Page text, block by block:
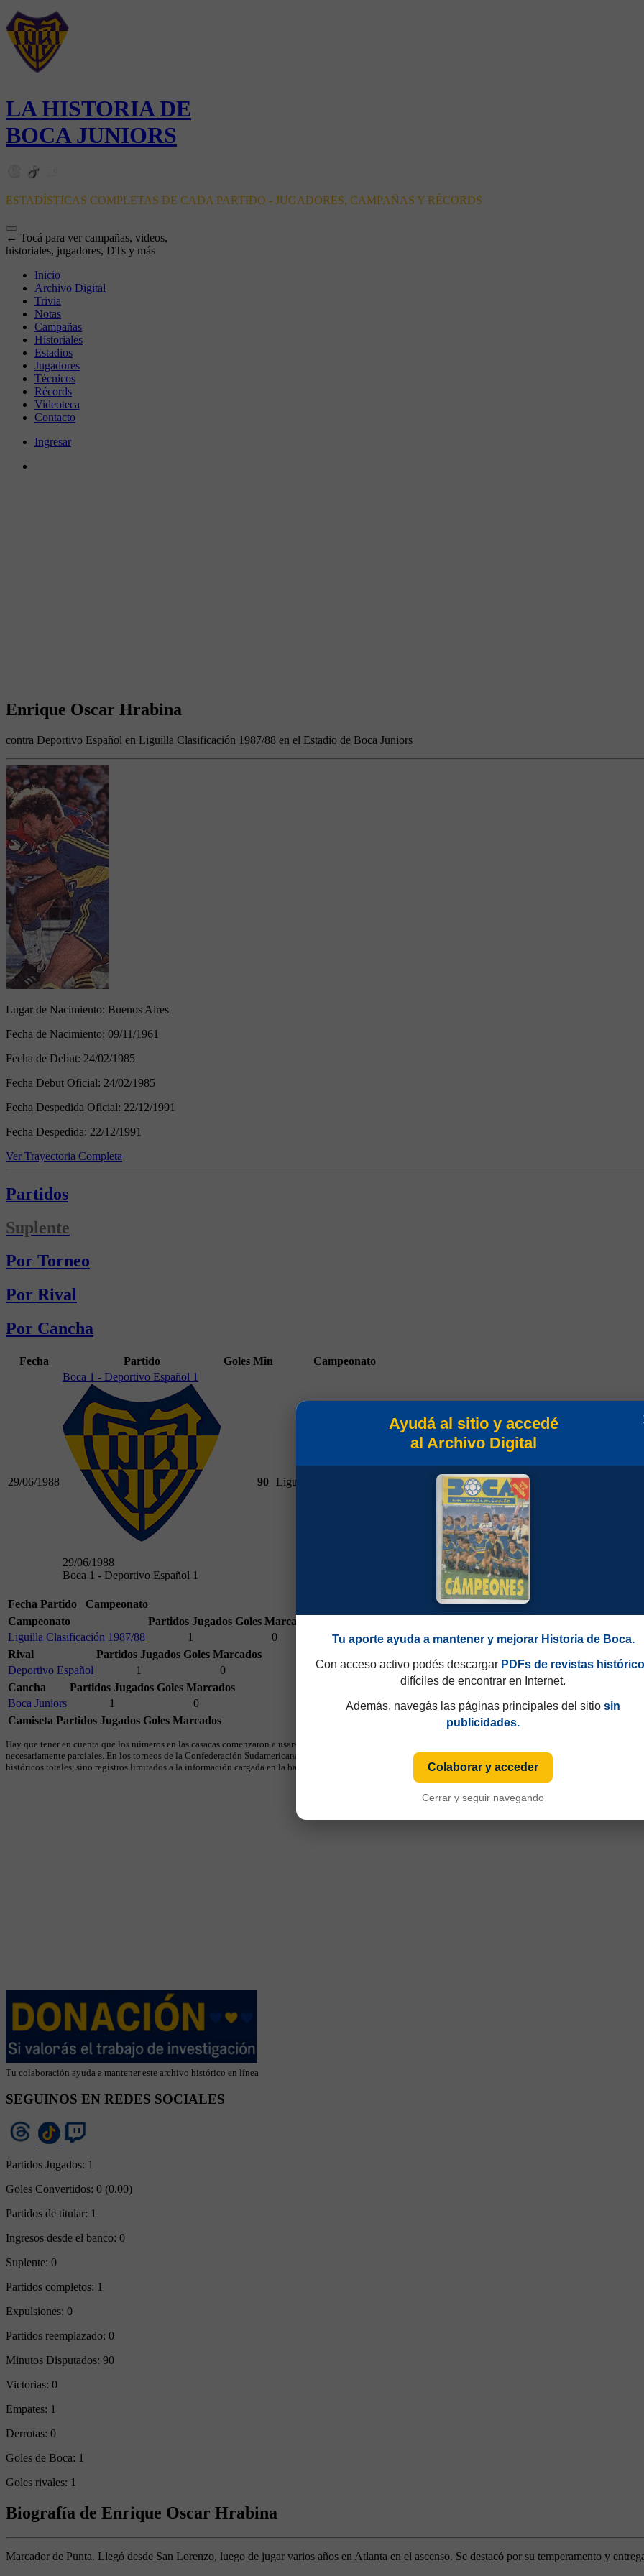
LA HISTORIA DE
BOCA JUNIORS
ESTADÍSTICAS COMPLETAS DE CADA PARTIDO - JUGADORES, CAMPAÑAS Y RÉCORDS
← Tocá para ver campañas, videos,
historiales, jugadores, DTs y más
Inicio
Archivo Digital
Trivia
Notas
Campañas
Historiales
Estadios
Jugadores
Técnicos
Récords
Videoteca
Contacto
Ingresar
Enrique Oscar Hrabina
contra Deportivo Español en Liguilla Clasificación 1987/88 en el Estadio de Boca Juniors
Lugar de Nacimiento: Buenos Aires
Fecha de Nacimiento: 09/11/1961
Fecha de Debut: 24/02/1985
Fecha Debut Oficial: 24/02/1985
Fecha Despedida Oficial: 22/12/1991
Fecha Despedida: 22/12/1991
Ver Trayectoria Completa
Partidos
Suplente
Por Torneo
Por Rival
Por Cancha
Fecha Partido Goles Min Campeonato
29/06/1988
Boca 1 - Deportivo Español 1
29/06/1988
Boca 1 - Deportivo Español 1
90 Liguilla Clasificación 1987/88
Fecha Partido
Campeonato
Campeonato
Partidos Jugados Goles Marcados
Liguilla Clasificación 1987/88
1
0
Rival
Partidos Jugados Goles Marcados
Deportivo Español
1
0
Cancha
Partidos Jugados Goles Marcados
Boca Juniors
1
0
Camiseta Partidos Jugados Goles Marcados
Hay que tener en cuenta que los números en las casacas comenzaron a usarse en 1949 y que hasta 1997 eran consecutivos, no fijos. Esa información aparecía sólo
necesariamente parciales. En los torneos de la Confederación Sudamericana se utiliza numeración fija desde sus primeras ediciones y, cuando ese dato está
históricos totales, sino registros limitados a la información cargada en la base.
Tu colaboración ayuda a mantener este archivo histórico en línea
SEGUINOS EN REDES SOCIALES
Partidos Jugados: 1
Goles Convertidos: 0 (0.00)
Partidos de titular: 1
Ingresos desde el banco: 0
Suplente: 0
Partidos completos: 1
Expulsiones: 0
Partidos reemplazado: 0
Minutos Disputados: 90
Victorias: 0
Empates: 1
Derrotas: 0
Goles de Boca: 1
Goles rivales: 1
Biografía de Enrique Oscar Hrabina
Marcador de Punta. Llegó desde San Lorenzo, luego de jugar varios años en Atlanta en el ascenso. Se destacó por su temperamento y
Ayudá al sitio y accedé
al Archivo Digital
Tu aporte ayuda a mantener y mejorar Historia de Boca.
Con acceso activo podés descargar PDFs de revistas
difíciles de encontrar en Internet.
Además, navegás las páginas principales del sitio sin
publicidades.
Colaborar y acceder
Cerrar y seguir navegando